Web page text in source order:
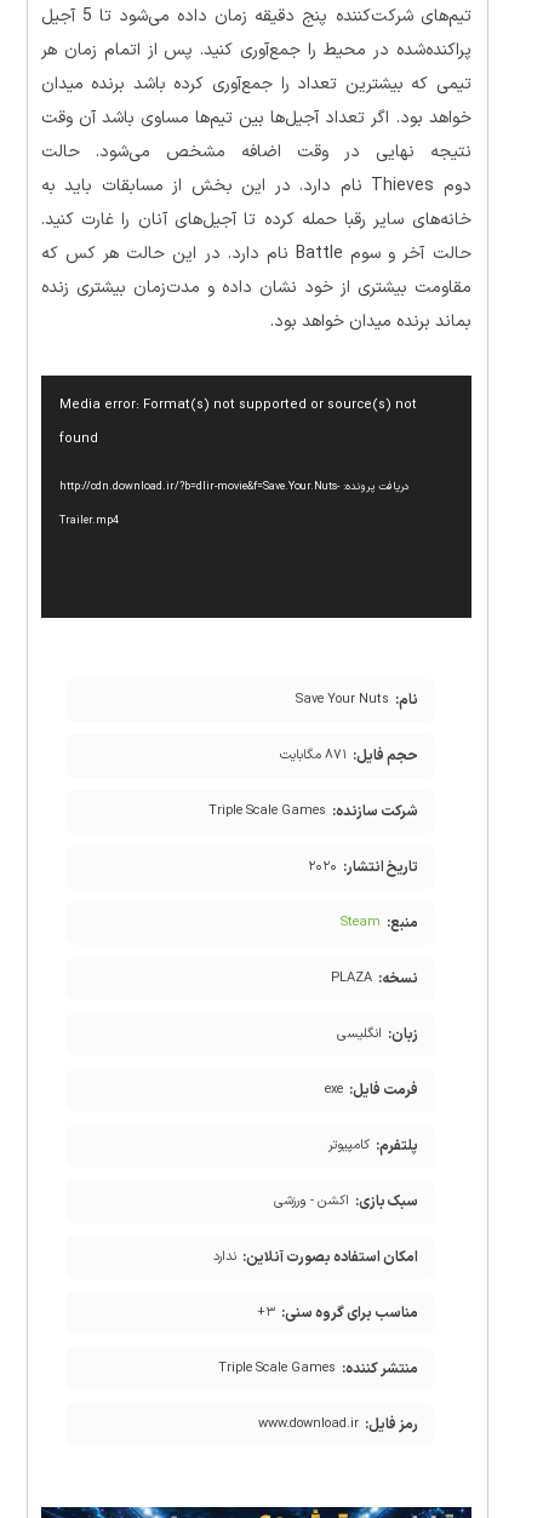
تیم‌های شرکت‌کننده پنج دقیقه زمان داده می‌شود تا 5 آجیل
پراکنده‌شده در محیط را جمع‌آوری کنید. پس از اتمام زمان هر
تیمی که بیشترین تعداد را جمع‌آوری کرده باشد برنده میدان
خواهد بود. اگر تعداد آجیل‌ها بین تیم‌ها مساوی باشد آن وقت
نتیجه نهایی در وقت اضافه مشخص می‌شود. حالت
دوم Thieves نام دارد. در این بخش از مسابقات باید به
خانه‌های سایر رقبا حمله کرده تا آجیل‌های آنان را غارت کنید.
حالت آخر و سوم Battle نام دارد. در این حالت هر کس که
مقاومت بیشتری از خود نشان داده و مدت‌زمان بیشتری زنده
بماند برنده میدان خواهد بود.
Media error: Format(s) not supported or source(s) not
found
دریافت پرونده: http://cdn.download.ir/?b=dlir-movie&f=Save.Your.Nuts-
Trailer.mp4
نام: Save Your Nuts
حجم فایل: ۸۷۱ مگابایت
شرکت سازنده: Triple Scale Games
تاریخ انتشار: ۲۰۲۰
منبع: Steam
نسخه: PLAZA
زبان: انگلیسی
فرمت فایل: exe
پلتفرم: کامپیوتر
سبک بازی: اکشن - ورزشی
امکان استفاده بصورت آنلاین: ندارد
مناسب برای گروه سنی: ۳+
منتشر کننده: Triple Scale Games
رمز فایل: www.download.ir